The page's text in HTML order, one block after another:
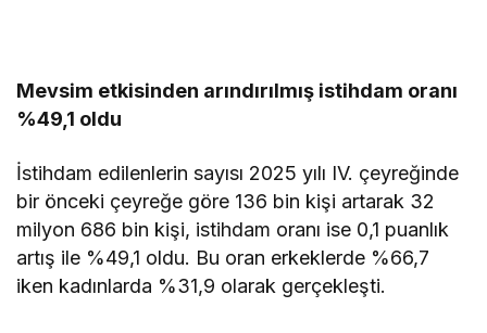
Mevsim etkisinden arındırılmış istihdam oranı
%49,1 oldu
İstihdam edilenlerin sayısı 2025 yılı IV. çeyreğinde
bir önceki çeyreğe göre 136 bin kişi artarak 32
milyon 686 bin kişi, istihdam oranı ise 0,1 puanlık
artış ile %49,1 oldu. Bu oran erkeklerde %66,7
iken kadınlarda %31,9 olarak gerçekleşti.